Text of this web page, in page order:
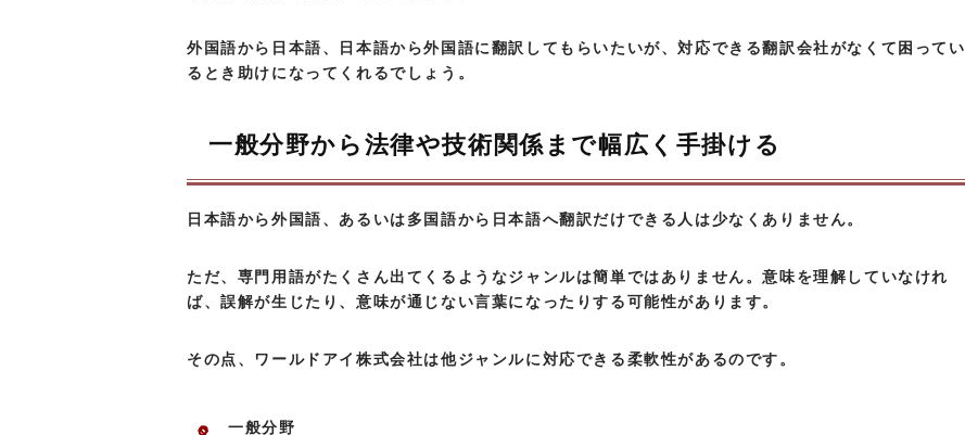
外国語から日本語、日本語から外国語に翻訳してもらいたいが、対応できる翻訳会社がなくて困ってい
るとき助けになってくれるでしょう。
一般分野から法律や技術関係まで幅広く手掛ける
日本語から外国語、あるいは多国語から日本語へ翻訳だけできる人は少なくありません。
ただ、専門用語がたくさん出てくるようなジャンルは簡単ではありません。意味を理解していなけれ
ば、誤解が生じたり、意味が通じない言葉になったりする可能性があります。
その点、ワールドアイ株式会社は他ジャンルに対応できる柔軟性があるのです。
一般分野